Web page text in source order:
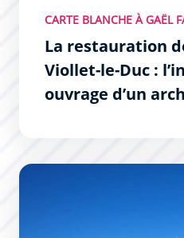
CARTE BLANCHE À GAËL
La restauration
Viollet-le-Duc : l’incroyable
ouvrage d’un architecte
La porte d&#039;Aude